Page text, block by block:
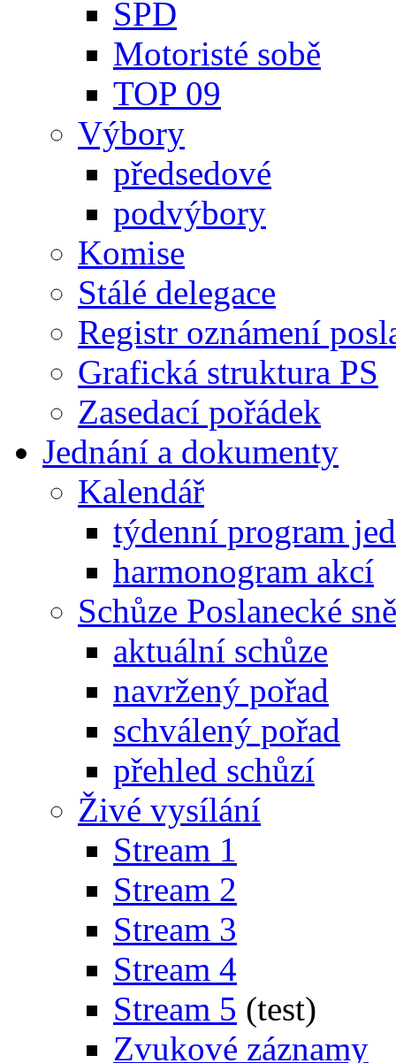
SPD
Motoristé sobě
TOP 09
Výbory
předsedové
podvýbory
Komise
Stálé delegace
Registr oznámení
Grafická struktura PS
Zasedací pořádek
Jednání a dokumenty
Kalendář
týdenní program
harmonogram akcí
Schůze Poslanecké
aktuální schůze
navržený pořad
schválený pořad
přehled schůzí
Živé vysílání
Stream 1
Stream 2
Stream 3
Stream 4
Stream 5 (test)
Zvukové záznamy